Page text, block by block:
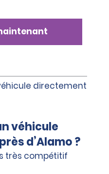
véhicule
d’Alamo ?
très compétitif